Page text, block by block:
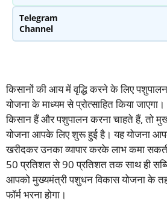
Telegram
Channel
किसानों की आय में वृद्धि करने के लिए
योजना के माध्यम से प्रोत्साहित किया
किसान हैं और पशुपालन करना चाहते हैं, तो
योजना आपके लिए शुरू हुई है। यह योजना
खरीदकर उनका व्यापार करके लाभ कमा
50 प्रतिशत से 90 प्रतिशत तक साथ ही
आपको मुख्यमंत्री पशुधन विकास योजना के
फॉर्म भरना होगा।